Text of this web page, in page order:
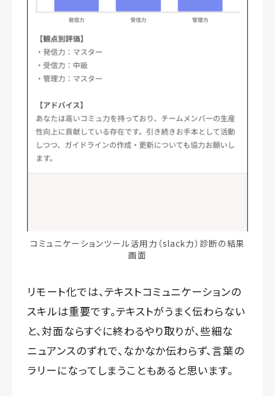
コミュニケーションツール活用力（slack力）診断の結果
画面
リモート化では、テキストコミュニケーションの
スキルは重要です。テキストがうまく伝わらない
と、対面ならすぐに終わるやり取りが、些細な
ニュアンスのずれで、なかなか伝わらず、言葉の
ラリーになってしまうこともあると思います。